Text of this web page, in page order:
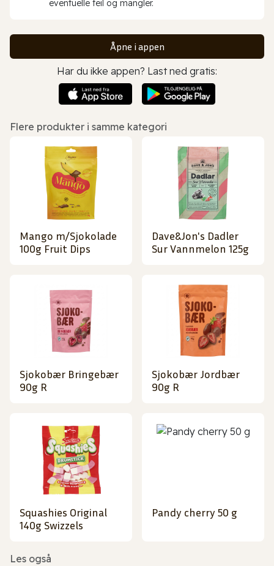
eventuelle feil og mangler.
Åpne i appen
Har du ikke appen? Last ned gratis:
Flere produkter i samme kategori
Mango m/Sjokolade
100g Fruit Dips
Dave&Jon's Dadler
Sur Vannmelon 125g
Sjokobær Bringebær
90g R
Sjokobær Jordbær
90g R
Squashies Original
140g Swizzels
Pandy cherry 50 g
Les også